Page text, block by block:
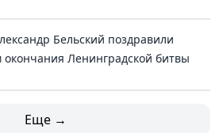
Бельский поздравили
Ленинградской битвы
Еще →